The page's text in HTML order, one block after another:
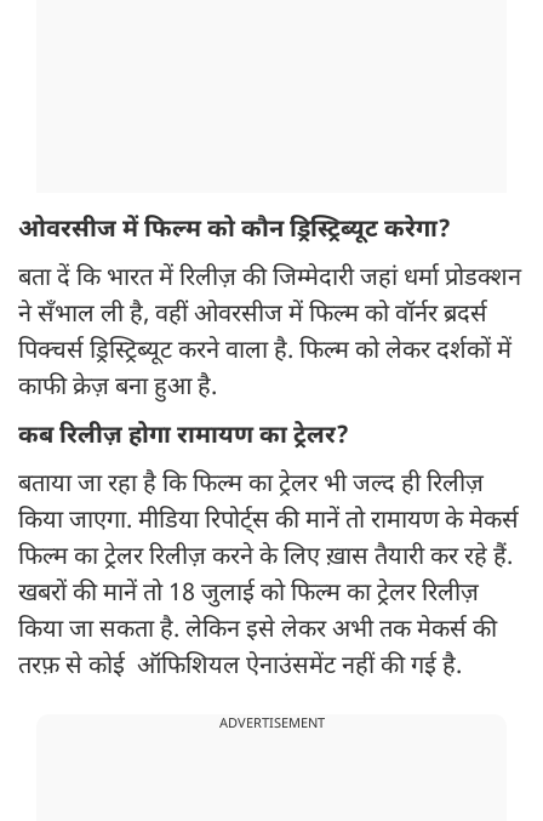
ओवरसीज में फिल्म को कौन ड्रिस्ट्रिब्यूट करेगा?
बता दें कि भारत में रिलीज़ की जिम्मेदारी जहां धर्मा प्रोडक्शन
ने सँभाल ली है, वहीं ओवरसीज में फिल्म को वॉर्नर ब्रदर्स
पिक्चर्स ड्रिस्ट्रिब्यूट करने वाला है. फिल्म को लेकर दर्शकों में
काफी क्रेज़ बना हुआ है.
कब रिलीज़ होगा रामायण का ट्रेलर?
बताया जा रहा है कि फिल्म का ट्रेलर भी जल्द ही रिलीज़
किया जाएगा. मीडिया रिपोर्ट्स की मानें तो रामायण के मेकर्स
फिल्म का ट्रेलर रिलीज़ करने के लिए ख़ास तैयारी कर रहे हैं.
खबरों की मानें तो 18 जुलाई को फिल्म का ट्रेलर रिलीज़
किया जा सकता है. लेकिन इसे लेकर अभी तक मेकर्स की
तरफ़ से कोई ऑफिशियल ऐनाउंसमेंट नहीं की गई है.
ADVERTISEMENT